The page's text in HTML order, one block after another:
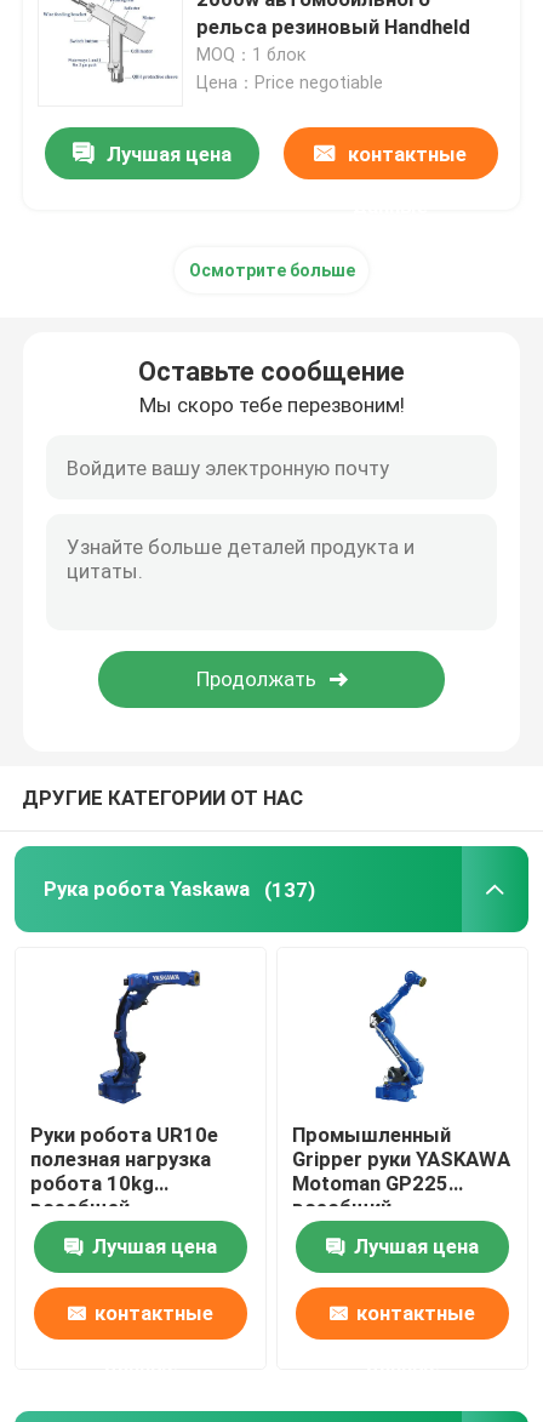
Рука робота Yaskawa
зрение робота 3D
Защитный чехол робота
Промышленные сваривая роботы
Ручная машина для лазерной очистки
Сварочный аппарат Fronius
рука промышленного робота
ГСК Робот
Кавасаки Робот
рельса резиновый Handheld
MOQ：1 блок
Цена：Price negotiable
Лучшая цена контактные
Осмотрите больше
Оставьте сообщение
Мы скоро тебе перезвоним!
ДРУГИЕ КАТЕГОРИИ ОТ НАС
Рука робота Yaskawa (137)
Руки робота UR10e
полезная нагрузка
робота 10kg
всеобщей
сотрудническая для
Palletizing собрания
Лучшая цена
контактные
Промышленный
Gripper руки YASKAWA
Motoman GP225
всеобщий
робототехнический
для Palletizing
регулируя робота
Лучшая цена
контактные